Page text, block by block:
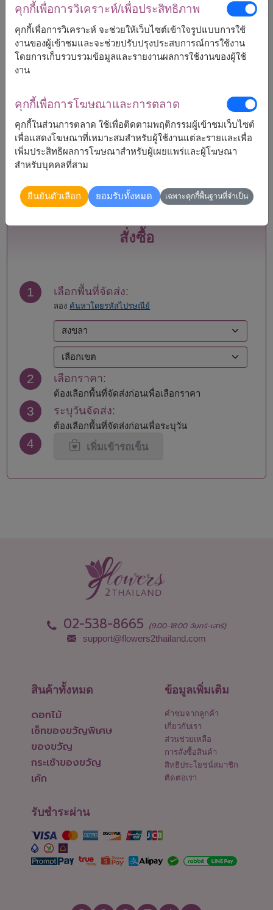
หมายเหตุ:
เล็กน้อย ขึ้นอยู่กับฤดูกาลและพื้นที่จัดส่ง
ราคาเปลี่ยนแปลงตามพื้นที่จัดส่ง
จัดส่งได้
กระบี่
กรุงเทพ
กาญจนบุรี
กาฬสินธุ์
ขอนแก่น
เชียงราย
เชียงใหม่
ตรัง
ตราด
ตาก
นครนายก
นครปฐม
นครพนม
นครราชสีมา
นครศรีธรรมราช
นครสวรรค์
นนทบุรี
แพร่
ภูเก็ต
มหาสารคาม
ยโสธร
ร้อยเอ็ด
สกลนคร
สมุทรสาคร
สิงห์บุรี
อุตรดิตถ์
อุทัยธานี
สั่งซื้อ
1 เลือกพื้นที่จัดส่ง:
ลอง ค้นหาโดยรหัสไปรษณีย์
2 เลือกราคา:
ต้องเลือกพื้นที่จัดส่งก่อนเพื่อเลือกราคา
3 ระบุวันจัดส่ง:
ต้องเลือกพื้นที่จัดส่งก่อนเพื่อระบุวัน
4 เพิ่มเข้ารถเข็น
02-538-8665 (9:00-18:00 จันทร์-เสาร์)
support@flowers2thailand.com
สินค้าทั้งหมด
ดอกไม้
เซ็ทของขวัญพิเศษ
ของขวัญ
กระเช้าของขวัญ
เค้ก
ข้อมูลเพิ่มเติม
คำชมจากลูกค้า
เกี่ยวกับเรา
ส่วนช่วยเหลือ
การสั่งซื้อสินค้า
สิทธิประโยชน์สมาชิก
ติดต่อเรา
รับชำระผ่าน
คุกกี้เพื่อการวิเคราะห์/เพื่อประสิทธิภาพ
คุกกี้เพื่อการวิเคราะห์ จะช่วยให้เว็บไซต์เข้าใจรูปแบบการใช้
งานของผู้เข้าชมและจะช่วยปรับปรุงประสบการณ์การใช้งาน
โดยการเก็บรวบรวมข้อมูลและรายงานผลการใช้งานของผู้ใช้
งาน
คุกกี้เพื่อการโฆษณาและการตลาด
คุกกี้ในส่วนการตลาด ใช้เพื่อติดตามพฤติกรรมผู้เข้าชมเว็บไซต์
เพื่อแสดงโฆษณาที่เหมาะสมสำหรับผู้ใช้งานแต่ละรายและเพื่อ
เพิ่มประสิทธิผลการโฆษณาสำหรับผู้เผยแพร่และผู้โฆษณา
สำหรับบุคคลที่สาม
ยืนยันตัวเลือก ยอมรับทั้งหมด เฉพาะคุกกี้พื้นฐานที่จำเป็น